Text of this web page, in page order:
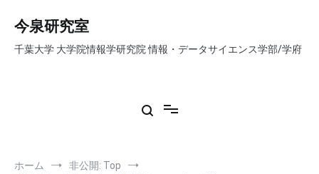
今泉研究室
千葉大学 大学院情報学研究院 情報・データサイエンス学部/学府
ホーム
非公開: Top